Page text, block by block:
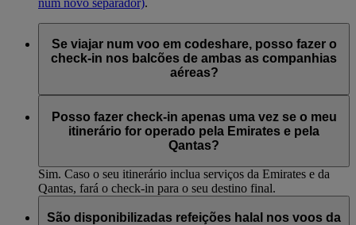
Se viajar num voo em codeshare, posso fazer o
check-in nos balcões de ambas as companhias
aéreas?
preciso fazer check-in no balcão da Emirates, e para voos
operados pela Qantas no balcão da Qantas.
Posso fazer check-in apenas uma vez se o meu
itinerário for operado pela Emirates e pela
Qantas?
Sim. Caso o seu itinerário inclua serviços da Emirates e da
Qantas, fará o check-in para o seu destino final.
São disponibilizadas refeições halal nos voos da